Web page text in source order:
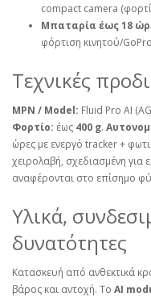
compact camera
Μπαταρία έως 18
φόρτιση κινητού/GoPro
Τεχνικές
MPN / Model: Fluid Pro AI
Φορτίο: έως 400 g.
ώρες με ενεργό tracker +
χειρολαβή, σχεδιασμένη για
αναφέρονται στο επίσημο
Υλικά,
δυνατότητες
Κατασκευή από ανθεκτικά
βάρος και αντοχή. Το AI